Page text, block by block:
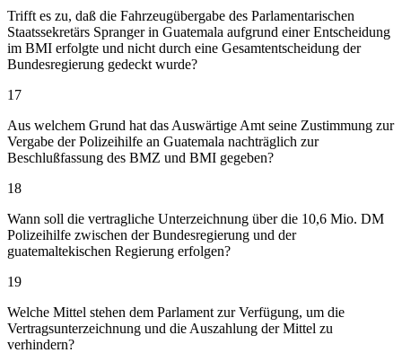
Trifft es zu, daß die Fahrzeugübergabe des Parlamentarischen
Staatssekretärs Spranger in Guatemala aufgrund einer Entscheidung
im BMI erfolgte und nicht durch eine Gesamtentscheidung der
Bundesregierung gedeckt wurde?
17
Aus welchem Grund hat das Auswärtige Amt seine Zustimmung zur
Vergabe der Polizeihilfe an Guatemala nachträglich zur
Beschlußfassung des BMZ und BMI gegeben?
18
Wann soll die vertragliche Unterzeichnung über die 10,6 Mio. DM
Polizeihilfe zwischen der Bundesregierung und der
guatemaltekischen Regierung erfolgen?
19
Welche Mittel stehen dem Parlament zur Verfügung, um die
Vertragsunterzeichnung und die Auszahlung der Mittel zu
verhindern?